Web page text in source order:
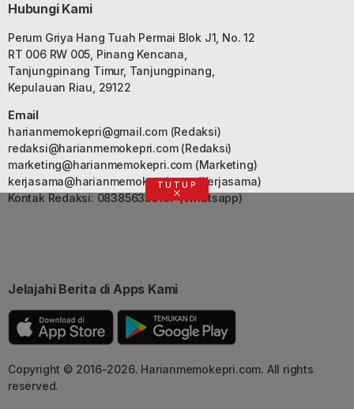
Hubungi Kami
Perum Griya Hang Tuah Permai Blok J1, No. 12
RT 006 RW 005, Pinang Kencana,
Tanjungpinang Timur, Tanjungpinang,
Kepulauan Riau, 29122
Email
harianmemokepri@gmail.com(Redaksi)
redaksi@harianmemokepri.com(Redaksi)
marketing@harianmemokepri.com(Marketing)
kerjasama@harianmemokepri.com(Kerjasama)
Kontak Redaksi: 083856335187 (Whatsapp)
Jelajahi Berita di Apps Kami
Copyright © 2016-2026. Harianmemokepri.com. All rights
reserved.
TUTUP